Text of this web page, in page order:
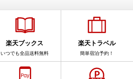
楽天ブックス
いつでも全品送料無料
楽天トラベル
簡単宿泊予約！